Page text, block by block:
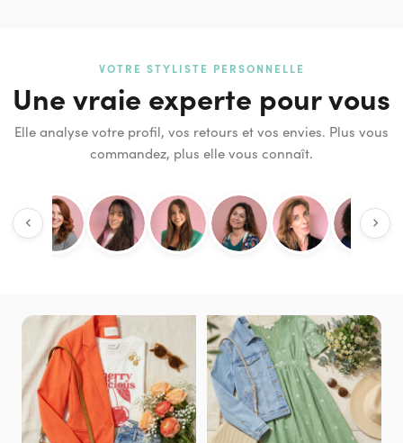
VOTRE STYLISTE PERSONNELLE
Une vraie experte pour vous
Elle analyse votre profil, vos retours et vos envies. Plus vous
commandez, plus elle vous connaît.